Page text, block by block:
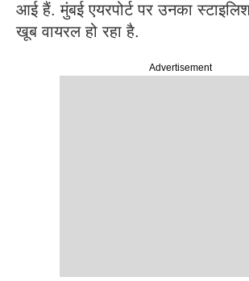
Advertisement
आई हैं. मुंबई एयरपोर्ट पर उनका
खूब वायरल हो रहा है.